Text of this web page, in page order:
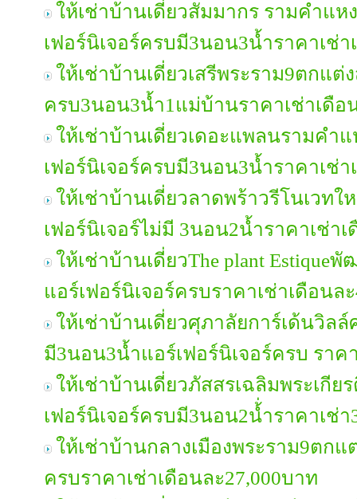
ให้เช่าบ้านเดี่ยวสัมมากร รามคำแห
เฟอร์นิเจอร์ครบมี3นอน3น้ำราคาเช่า
ให้เช่าบ้านเดี่ยวเสรีพระราม9ตกแต่
ครบ3นอน3น้ำ1แม่บ้านราคาเช่าเดือ
ให้เช่าบ้านเดี่ยวเดอะแพลนรามคำ
เฟอร์นิเจอร์ครบมี3นอน3น้ำราคาเช่า
ให้เช่าบ้านเดี่ยวลาดพร้าวรีโนเวทใ
เฟอร์นิเจอร์ไม่มี 3นอน2น้ำราคาเช่า
ให้เช่าบ้านเดี่ยวThe plant Estique
แอร์เฟอร์นิเจอร์ครบราคาเช่าเดือนล
ให้เช่าบ้านเดี่ยวศุภาลัยการ์เด้นวิล
มี3นอน3น้ำแอร์เฟอร์นิเจอร์ครบ ราค
ให้เช่าบ้านเดี่ยวภัสสรเฉลิมพระเกีย
เฟอร์นิเจอร์ครบมี3นอน2น้่ำราคาเช่า
ให้เช่าบ้านกลางเมืองพระราม9ตกแ
ครบราคาเช่าเดือนละ27,000บาท